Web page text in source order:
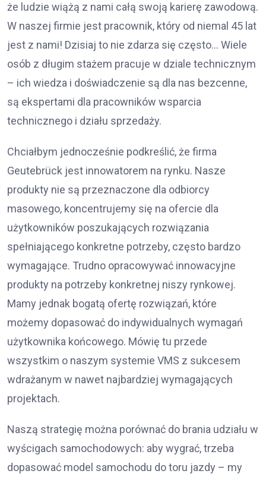
że ludzie wiążą z nami całą swoją karierę zawodową.
W naszej firmie jest pracownik, który od niemal 45 lat
jest z nami! Dzisiaj to nie zdarza się często… Wiele
osób z długim stażem pracuje w dziale technicznym
– ich wiedza i doświadczenie są dla nas bezcenne,
są ekspertami dla pracowników wsparcia
technicznego i działu sprzedaży.
Chciałbym jednocześnie podkreślić, że firma
Geutebrück jest innowatorem na rynku. Nasze
produkty nie są przeznaczone dla odbiorcy
masowego, koncentrujemy się na ofercie dla
użytkowników poszukających rozwiązania
spełniającego konkretne potrzeby, często bardzo
wymagające. Trudno opracowywać innowacyjne
produkty na potrzeby konkretnej niszy rynkowej.
Mamy jednak bogatą ofertę rozwiązań, które
możemy dopasować do indywidualnych wymagań
użytkownika końcowego. Mówię tu przede
wszystkim o naszym systemie VMS z sukcesem
wdrażanym w nawet najbardziej wymagających
projektach.
Naszą strategię można porównać do brania udziału w
wyścigach samochodowych: aby wygrać, trzeba
dopasować model samochodu do toru jazdy – my